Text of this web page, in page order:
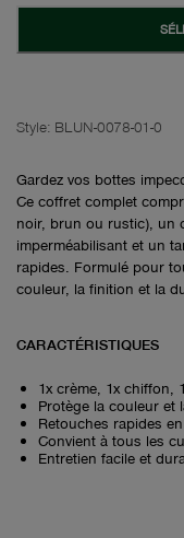
Style: BLUN-0078-01-0
Gardez vos bottes
Ce coffret complet
noir, brun ou rustic), un
imperméabilisant et un
rapides. Formulé pour
couleur, la finition et la
CARACTÉRISTIQUES
1x crème, 1x chiffon,
Protège la couleur et
Retouches rapides
Convient à tous les
Entretien facile et